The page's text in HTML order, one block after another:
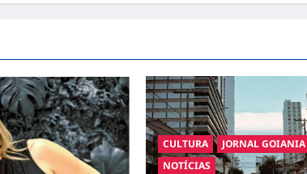
CULTURA
JORNAL GOIANIA
NOTÍCIAS